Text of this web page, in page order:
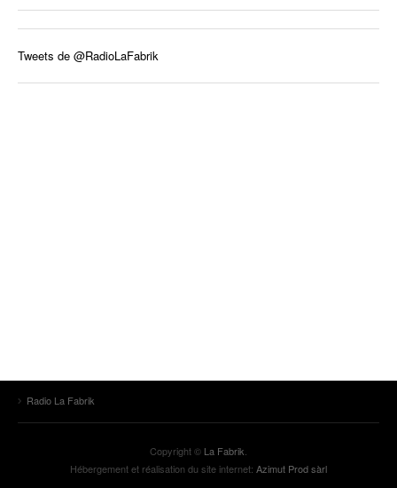
Tweets de @RadioLaFabrik
Radio La Fabrik
Copyright © La Fabrik
Hébergement et réalisation du site internet: Azimut Prod sàrl